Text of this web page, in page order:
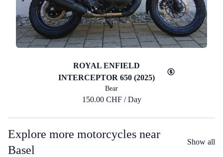
ROYAL ENFIELD
INTERCEPTOR 650 (2025)
Bear
150.00 CHF / Day
Explore more motorcycles near
Basel
Show all